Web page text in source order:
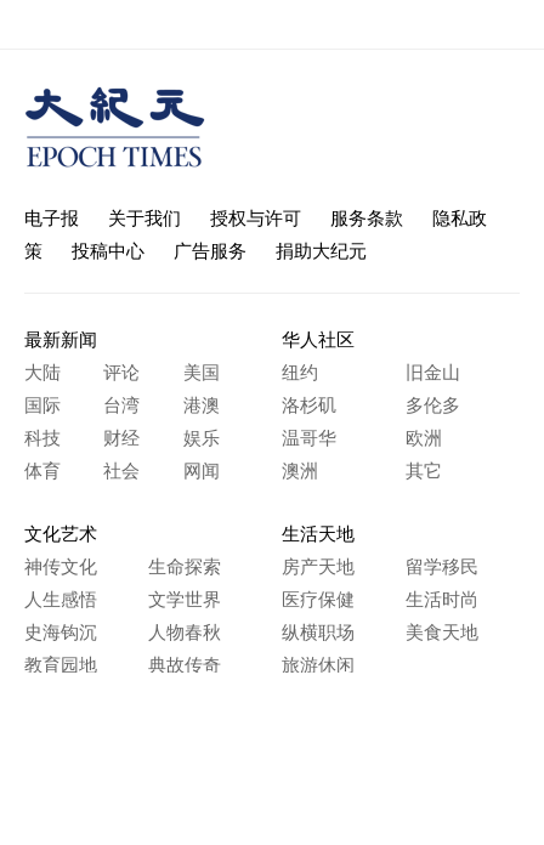
电子报 关于我们 授权与许可 服务条款
隐私政
策
投稿中心 广告服务 捐助大纪元
最新新闻
大陆
评论
美国
国际
台湾
港澳
科技
财经
娱乐
体育
社会 网闻
华人社区
纽约
旧金山
洛杉矶
多伦多
温哥华
欧洲
澳洲
其它
文化艺术
神传文化
生命探索
人生感悟
文学世界
史海钩沉
人物春秋
教育园地
典故传奇
生活天地
房产天地
留学移民
医疗保健
生活时尚
纵横职场
美食天地
旅游休闲